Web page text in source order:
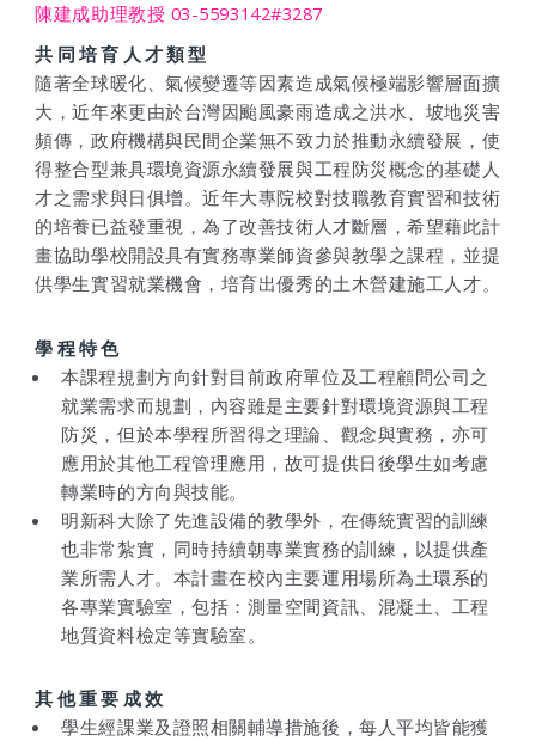
陳建成助理教授 03-5593142#3287
共同培育人才類型
隨著全球暖化、氣候變遷等因素造成氣候極端影響層面擴
大，近年來更由於台灣因颱風豪雨造成之洪水、坡地災害
頻傳，政府機構與民間企業無不致力於推動永續發展，使
得整合型兼具環境資源永續發展與工程防災概念的基礎人
才之需求與日俱增。近年大專院校對技職教育實習和技術
的培養已益發重視，為了改善技術人才斷層，希望藉此計
畫協助學校開設具有實務專業師資參與教學之課程，並提
供學生實習就業機會，培育出優秀的土木營建施工人才。
學程特色
本課程規劃方向針對目前政府單位及工程顧問公司之
就業需求而規劃，內容雖是主要針對環境資源與工程
防災，但於本學程所習得之理論、觀念與實務，亦可
應用於其他工程管理應用，故可提供日後學生如考慮
轉業時的方向與技能。
明新科大除了先進設備的教學外，在傳統實習的訓練
也非常紮實，同時持續朝專業實務的訓練，以提供產
業所需人才。本計畫在校內主要運用場所為土環系的
各專業實驗室，包括：測量空間資訊、混凝土、工程
地質資料檢定等實驗室。
其他重要成效
學生經課業及證照相關輔導措施後，每人平均皆能獲